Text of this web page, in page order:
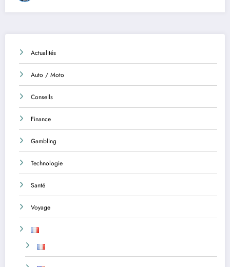
Actualités
Auto / Moto
Conseils
Finance
Gambling
Technologie
Santé
Voyage